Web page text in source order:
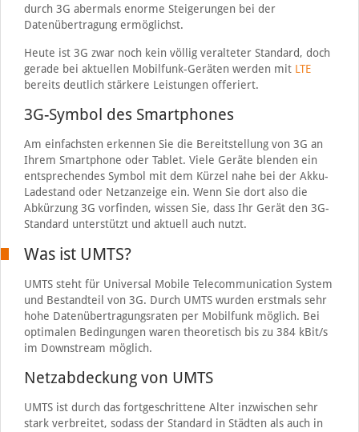
durch 3G abermals enorme Steigerungen bei der
Datenübertragung ermöglichst.
Heute ist 3G zwar noch kein völlig veralteter Standard, doch
gerade bei aktuellen Mobilfunk-Geräten werden mit LTE
bereits deutlich stärkere Leistungen offeriert.
3G-Symbol des Smartphones
Am einfachsten erkennen Sie die Bereitstellung von 3G an
Ihrem Smartphone oder Tablet. Viele Geräte blenden ein
entsprechendes Symbol mit dem Kürzel nahe bei der Akku-
Ladestand oder Netzanzeige ein. Wenn Sie dort also die
Abkürzung 3G vorfinden, wissen Sie, dass Ihr Gerät den 3G-
Standard unterstützt und aktuell auch nutzt.
Was ist UMTS?
UMTS steht für Universal Mobile Telecommunication System
und Bestandteil von 3G. Durch UMTS wurden erstmals sehr
hohe Datenübertragungsraten per Mobilfunk möglich. Bei
optimalen Bedingungen waren theoretisch bis zu 384 kBit/s
im Downstream möglich.
Netzabdeckung von UMTS
UMTS ist durch das fortgeschrittene Alter inzwischen sehr
stark verbreitet, sodass der Standard in Städten als auch in